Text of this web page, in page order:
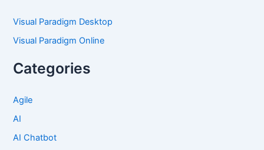
Visual Paradigm Desktop
Visual Paradigm Online
Categories
Agile
AI
AI Chatbot